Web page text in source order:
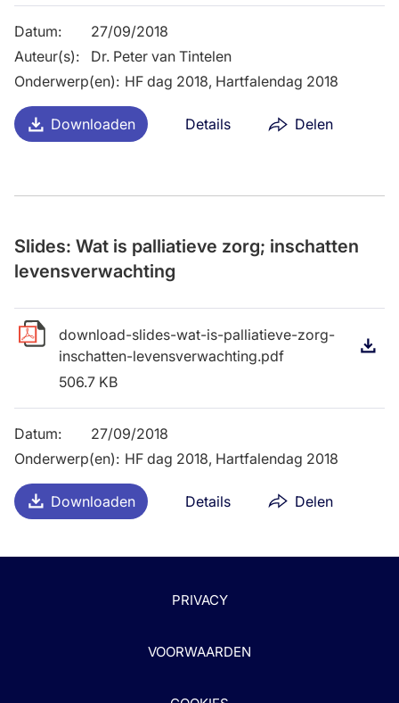
Downloaden Details Delen
Datum:
27/09/2018
Auteur(s):
Dr. Peter van Tintelen
Onderwerp(en): HF dag 2018, Hartfalendag 2018
Downloaden Details Delen
Slides: Wat is palliatieve zorg; inschatten
levensverwachting
download-slides-wat-is-palliatieve-zorg-
inschatten-levensverwachting.pdf
506.7 KB
Datum:
27/09/2018
Onderwerp(en): HF dag 2018, Hartfalendag 2018
PRIVACY
VOORWAARDEN